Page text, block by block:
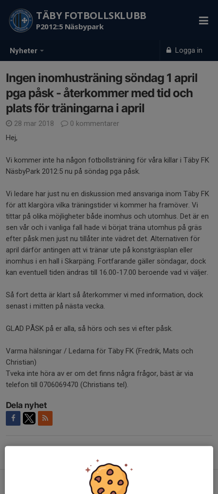
Nyheter Logga in
TÄBY FOTBOLLSKLUBB
P2012:5 Näsbypark
Ingen inomhusträning söndag 1 april
pga påsk - återkommer med tid och
plats för träningarna i april
28 mar 2018
0 kommentarer
Hej,
Vi kommer inte ha någon fotbollsträning för våra killar i Täby FK
NäsbyPark 2012:5 nu på söndag pga påsk.
Vi ledare har just nu en diskussion med ansvariga inom Täby FK
för att klargöra vilka träningstider vi kommer ha framöver. Vi
tittar på olika möjligheter både inomhus och utomhus. Det är en
sen vår och i vanliga fall hade vi börjat träna utomhus på gräs
efter påsk men just nu tillåter inte vädret det. Alternativen för
april därför antingen att vi tränar ute på konstgräsplan eller
inomhus i en hall i Skarpäng. Fortfarande gäller söndagar, dock
kan eventuell tiden ändras till 16.00-17.00 beroende vad vi väljer.
Så fort detta är klart så återkommer vi med information, dock
senast i mitten på nästa vecka.
GLAD PÅSK på er alla, så hörs och ses vi efter påsk.
Varma hälsningar / Ledarna för Täby FK (Fredrik, Mats och
Christian)
Tveka inte höra av er om det finns några frågor, bäst är via
telefon till 0706069470 (Christians tel).
Dela nyhet
Sanktan 2026 är igång